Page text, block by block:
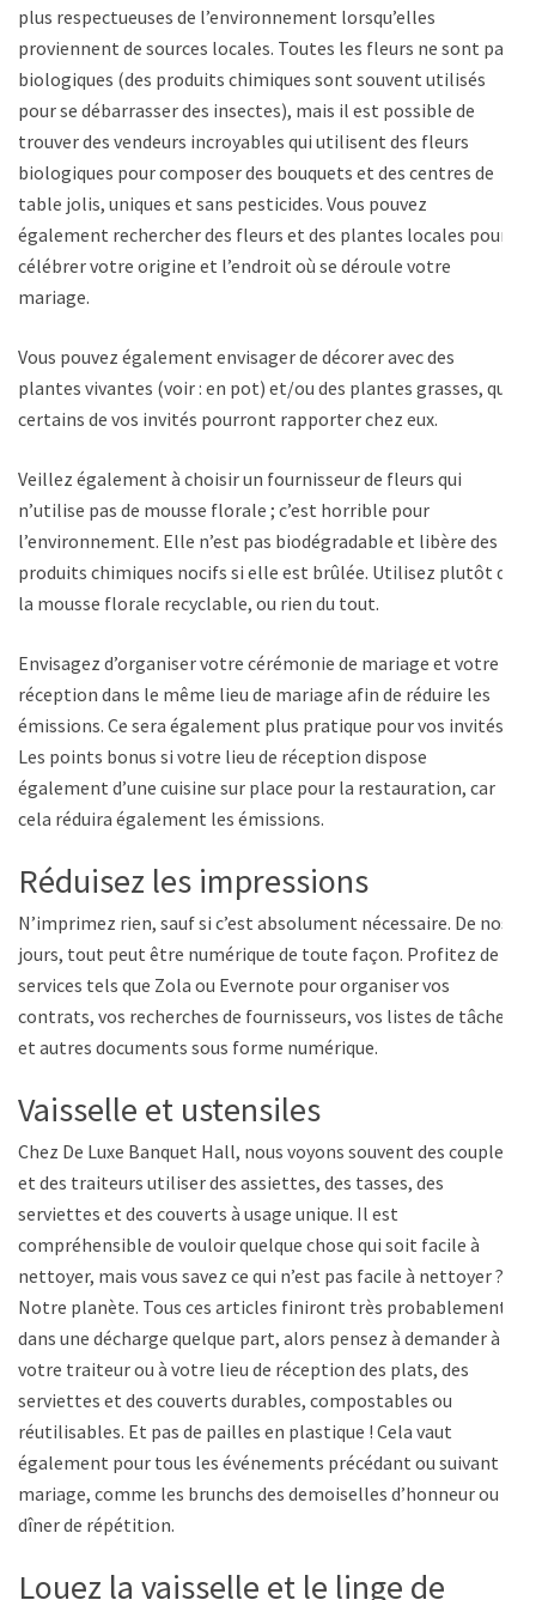
plus respectueuses de l’environnement lorsqu’elles
proviennent de sources locales. Toutes les fleurs ne sont pas
biologiques (des produits chimiques sont souvent utilisés
pour se débarrasser des insectes), mais il est possible de
trouver des vendeurs incroyables qui utilisent des fleurs
biologiques pour composer des bouquets et des centres de
table jolis, uniques et sans pesticides. Vous pouvez
également rechercher des fleurs et des plantes locales pour
célébrer votre origine et l’endroit où se déroule votre
mariage.
Vous pouvez également envisager de décorer avec des
plantes vivantes (voir : en pot) et/ou des plantes grasses, que
certains de vos invités pourront rapporter chez eux.
Veillez également à choisir un fournisseur de fleurs qui
n’utilise pas de mousse florale ; c’est horrible pour
l’environnement. Elle n’est pas biodégradable et libère des
produits chimiques nocifs si elle est brûlée. Utilisez plutôt de
la mousse florale recyclable, ou rien du tout.
Envisagez d’organiser votre cérémonie de mariage et votre
réception dans le même lieu de mariage afin de réduire les
émissions. Ce sera également plus pratique pour vos invités.
Les points bonus si votre lieu de réception dispose
également d’une cuisine sur place pour la restauration, car
cela réduira également les émissions.
Réduisez les impressions
N’imprimez rien, sauf si c’est absolument nécessaire. De nos
jours, tout peut être numérique de toute façon. Profitez de
services tels que Zola ou Evernote pour organiser vos
contrats, vos recherches de fournisseurs, vos listes de tâches
et autres documents sous forme numérique.
Vaisselle et ustensiles
Chez De Luxe Banquet Hall, nous voyons souvent des couples
et des traiteurs utiliser des assiettes, des tasses, des
serviettes et des couverts à usage unique. Il est
compréhensible de vouloir quelque chose qui soit facile à
nettoyer, mais vous savez ce qui n’est pas facile à nettoyer ?
Notre planète. Tous ces articles finiront très probablement
dans une décharge quelque part, alors pensez à demander à
votre traiteur ou à votre lieu de réception des plats, des
serviettes et des couverts durables, compostables ou
réutilisables. Et pas de pailles en plastique ! Cela vaut
également pour tous les événements précédant ou suivant le
mariage, comme les brunchs des demoiselles d’honneur ou le
dîner de répétition.
Louez la vaisselle et le linge de